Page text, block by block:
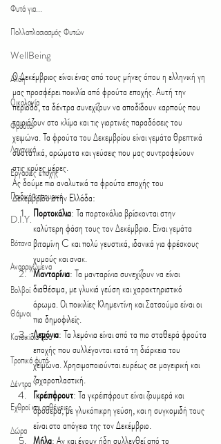
Φυτά για...
Πολλαπλασιασμός Φυτών
WellBeing
Αλόη
Οικολογία
Φρούτα
Λαχανικά
Εργασίες εποχής
Παιδική κηπουρική
D.I.Y.
Βότανα
Αναρριχώμενα
Βολβοί
Θάμνοι
Κατοικίδια ζώα
Τροπικά φυτά
Δέντρα
Εχθροί και ασθένειες
Δώρα
Ο Δεκέμβριος είναι ένας από τους μήνες όπου η ελληνική γη
μας προσφέρει ποικιλία από φρούτα εποχής. Αυτή την
περίοδο, τα δέντρα συνεχίζουν να αποδίδουν καρπούς που
ταιριάζουν στο κλίμα και τις γιορτινές παραδόσεις του
χειμώνα. Τα φρούτα του Δεκεμβρίου είναι γεμάτα θρεπτικά
συστατικά, αρώματα και γεύσεις που μας συντροφεύουν
στις κρύες μέρες.
Ας δούμε πιο αναλυτικά τα φρούτα εποχής του
Δεκεμβρίου στην Ελλάδα:
Πορτοκάλια: Τα πορτοκάλια βρίσκονται στην
καλύτερη φάση τους τον Δεκέμβριο. Είναι γεμάτα
βιταμίνη C και πολύ γευστικά, ιδανικά για φρέσκους
χυμούς και σνακ.
Μανταρίνια: Τα μανταρίνια συνεχίζουν να είναι
διαθέσιμα, με γλυκιά γεύση και χαρακτηριστικό
άρωμα. Οι ποικιλίες Κλημεντίνη και Σατσούμα είναι οι
πιο δημοφιλείς.
Λεμόνια: Τα λεμόνια είναι από τα πιο σταθερά φρούτα
εποχής που συλλέγονται κατά τη διάρκεια του
χειμώνα. Χρησιμοποιούνται ευρέως σε μαγειρική και
ζαχαροπλαστική.
Γκρέιπφρουτ: Τα γκρέιπφρουτ είναι ζουμερά και
δροσερά, με γλυκόπικρη γεύση, και η συγκομιδή τους
είναι στο απόγειο της τον Δεκέμβριο.
Μήλα: Αν και έχουν ήδη συλλεχθεί από το